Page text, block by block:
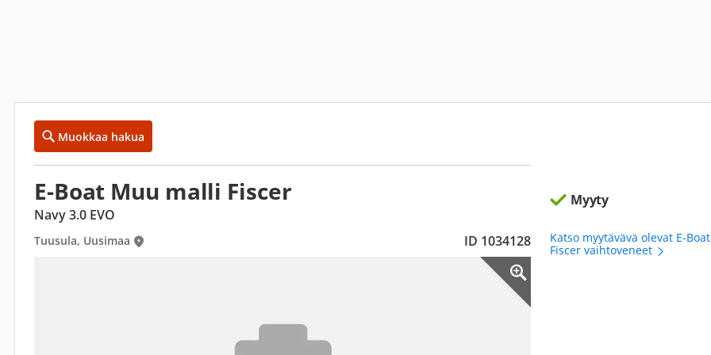
Muokkaa hakua
E-Boat Muu malli Fiscer
Navy 3.0 EVO
Tuusula, Uusimaa ID 1034128
Myyty
Katso myytävävä olevat E-
Fiscer vaihtoveneet